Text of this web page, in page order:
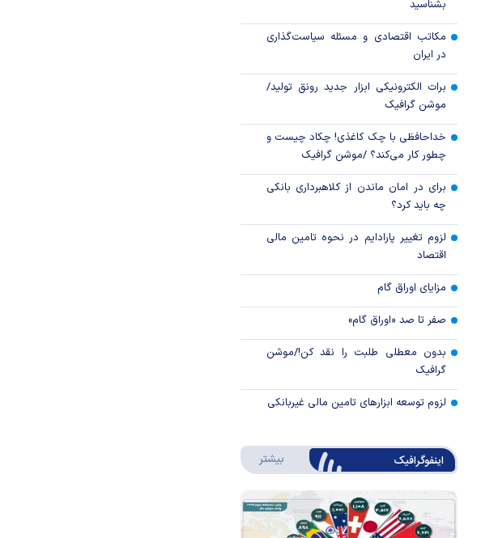
رکود تورمی اقتصاد جهانی با شوک نفتی
ناشی از جنگ ایران
بشناسید
مکاتب اقتصادی و مسئله سیاست‌گذاری
در ایران
برات الکترونیکی ابزار جدید رونق تولید/
موشن گرافیک
خداحافظی با چک کاغذی! چکاد چیست و
چطور کار می‌کند؟ /موشن گرافیک
برای در امان ماندن از کلاهبرداری بانکی
چه باید کرد؟
لزوم تغییر پارادایم در نحوه تامین مالی
اقتصاد
مزایای اوراق گام
صفر تا صد «اوراق گام»
بدون معطلی طلبت را نقد کن!/موشن
گرافیک
لزوم توسعه ابزارهای تامین مالی غیربانکی
اینفوگرافیک بیشتر درباره اینفوگرافیک